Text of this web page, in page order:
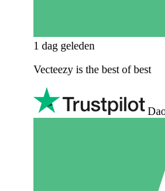
1 dag geleden
Vecteezy is the best of best